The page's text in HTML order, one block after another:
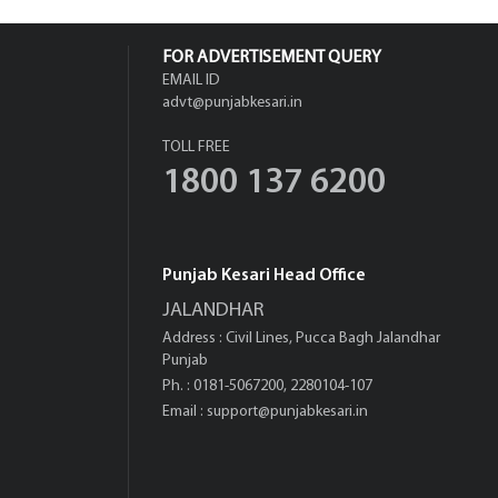
FOR ADVERTISEMENT QUERY
EMAIL ID
advt@punjabkesari.in
TOLL FREE
1800 137 6200
Punjab Kesari Head Office
JALANDHAR
Address : Civil Lines, Pucca Bagh Jalandhar
Punjab
Ph. : 0181-5067200, 2280104-107
Email : support@punjabkesari.in